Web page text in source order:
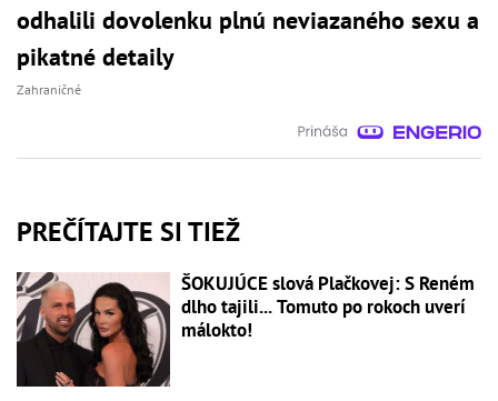
odhalili dovolenku plnú neviazaného sexu a
pikatné detaily
Zahraničné
PREČÍTAJTE SI TIEŽ
ŠOKUJÚCE slová Plačkovej: S Reném
dlho tajili... Tomuto po rokoch uverí
málokto!